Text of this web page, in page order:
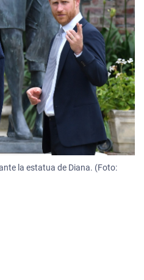
la estatua de Diana. (Foto: